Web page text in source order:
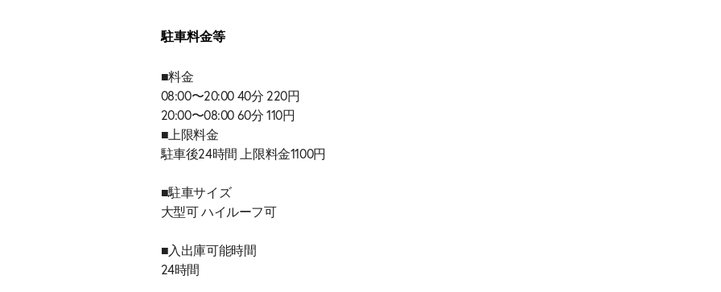
駐車料金等
■料金
08:00〜20:00 40分 220円
20:00〜08:00 60分 110円
■上限料金
駐車後24時間 上限料金1100円
■駐車サイズ
大型可 ハイルーフ可
■入出庫可能時間
24時間